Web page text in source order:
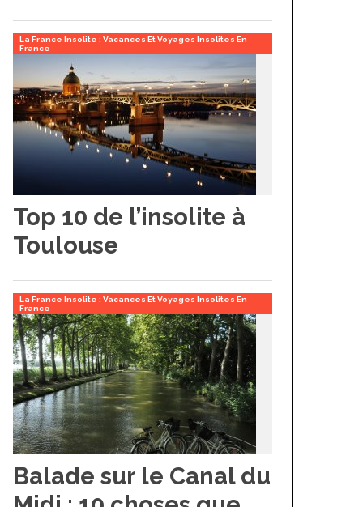
La France Insolite : Vacances Et Voyages Insolites En
France
Top 10 de l’insolite à
Toulouse
La France Insolite : Vacances Et Voyages Insolites En
France
Balade sur le Canal du